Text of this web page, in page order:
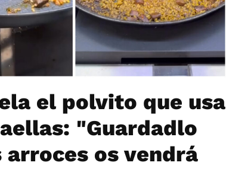
el polvito que usa
"Guardadlo
os vendrá